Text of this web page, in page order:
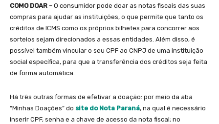
COMO DOAR – O consumidor pode doar as notas fiscais das suas
compras para ajudar as instituições, o que permite que tanto os
créditos de ICMS como os próprios bilhetes para concorrer aos
sorteios sejam direcionados a essas entidades. Além disso, é
possível também vincular o seu CPF ao CNPJ de uma instituição
social específica, para que a transferência dos créditos seja feita
de forma automática.
Há três outras formas de efetivar a doação: por meio da aba
“Minhas Doações” do site do Nota Paraná, na qual é necessário
inserir CPF, senha e a chave de acesso da nota fiscal; no